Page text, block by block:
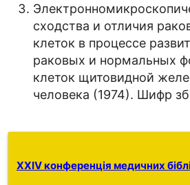
сходства и отличия
клеток в процессе
раковых и нормальных
клеток щитовидной
человека (1974). Шифр
XXIV конференція медичних